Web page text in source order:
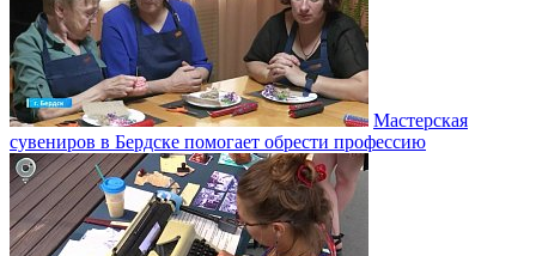
Мастерская
сувениров в Бердске помогает обрести профессию